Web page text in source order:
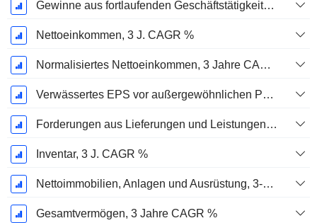
Gewinne aus fortlaufenden Geschäftstätigkeiten, 3 Jahre KAGR %
Nettoeinkommen, 3 J. CAGR %
Normalisiertes Nettoeinkommen, 3 Jahre CAGR %
Verwässertes EPS vor außergewöhnlichen Posten, 3-Jahres-CAGR %
Forderungen aus Lieferungen und Leistungen, 3-Jahres-CAGR %
Inventar, 3 J. CAGR %
Nettoimmobilien, Anlagen und Ausrüstung, 3-Jahres-CAGR %
Gesamtvermögen, 3 Jahre CAGR %